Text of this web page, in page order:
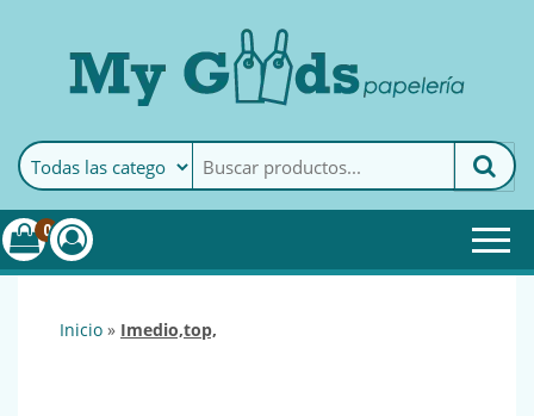
MyGoods · PapeleríaMy Goods es tu papelería
online de confianza. Podrás
encontrar todo lo necesario
0
inicio » imedio,top,